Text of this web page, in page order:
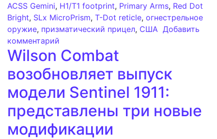
ACSS Gemini, H1/T1 footprint, Primary Arms, Red Dot
Bright, SLx MicroPrism, T-Dot reticle, огнестрельное
оружие, призматический прицел, США Добавить
комментарий
Wilson Combat
возобновляет выпуск
модели Sentinel 1911:
представлены три новые
модификации